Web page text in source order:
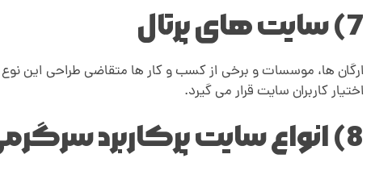
7) سایت های پرتال
ارگان ها، موسسات و برخی از کسب و کار ها متقاضی طراحی این
اختیار کاربران سایت قرار می گیرد.
8) انواع سایت پرکاربرد سرگرمی